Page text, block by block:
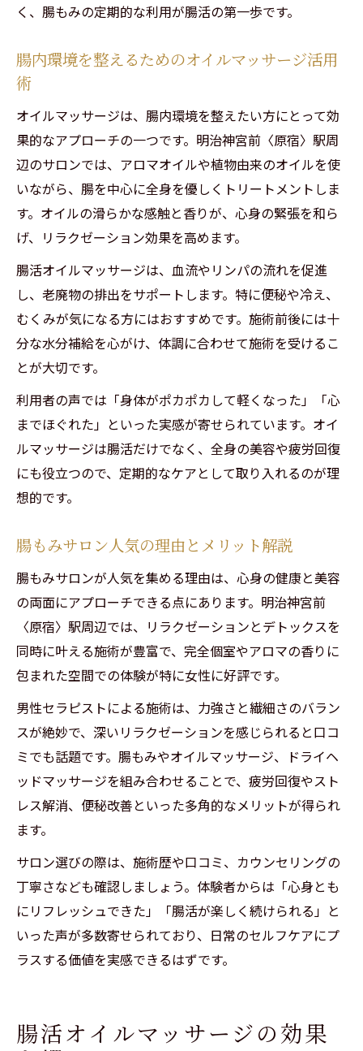
く、腸もみの定期的な利用が腸活の第一歩です。
腸内環境を整えるためのオイルマッサージ活用
術
オイルマッサージは、腸内環境を整えたい方にとって効
果的なアプローチの一つです。明治神宮前〈原宿〉駅周
辺のサロンでは、アロマオイルや植物由来のオイルを使
いながら、腸を中心に全身を優しくトリートメントしま
す。オイルの滑らかな感触と香りが、心身の緊張を和ら
げ、リラクゼーション効果を高めます。
腸活オイルマッサージは、血流やリンパの流れを促進
し、老廃物の排出をサポートします。特に便秘や冷え、
むくみが気になる方にはおすすめです。施術前後には十
分な水分補給を心がけ、体調に合わせて施術を受けるこ
とが大切です。
利用者の声では「身体がポカポカして軽くなった」「心
までほぐれた」といった実感が寄せられています。オイ
ルマッサージは腸活だけでなく、全身の美容や疲労回復
にも役立つので、定期的なケアとして取り入れるのが理
想的です。
腸もみサロン人気の理由とメリット解説
腸もみサロンが人気を集める理由は、心身の健康と美容
の両面にアプローチできる点にあります。明治神宮前
〈原宿〉駅周辺では、リラクゼーションとデトックスを
同時に叶える施術が豊富で、完全個室やアロマの香りに
包まれた空間での体験が特に女性に好評です。
男性セラピストによる施術は、力強さと繊細さのバラン
スが絶妙で、深いリラクゼーションを感じられると口コ
ミでも話題です。腸もみやオイルマッサージ、ドライヘ
ッドマッサージを組み合わせることで、疲労回復やスト
レス解消、便秘改善といった多角的なメリットが得られ
ます。
サロン選びの際は、施術歴や口コミ、カウンセリングの
丁寧さなども確認しましょう。体験者からは「心身とも
にリフレッシュできた」「腸活が楽しく続けられる」と
いった声が多数寄せられており、日常のセルフケアにプ
ラスする価値を実感できるはずです。
腸活オイルマッサージの効果